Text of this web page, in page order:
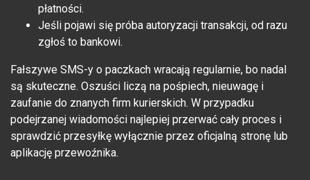
płatności.
Jeśli pojawi się próba autoryzacji transakcji, od razu
zgłoś to bankowi.
Fałszywe SMS-y o paczkach wracają regularnie, bo nadal
są skuteczne. Oszuści liczą na pośpiech, nieuwagę i
zaufanie do znanych firm kurierskich. W przypadku
podejrzanej wiadomości najlepiej przerwać cały proces i
sprawdzić przesyłkę wyłącznie przez oficjalną stronę lub
aplikację przewoźnika.